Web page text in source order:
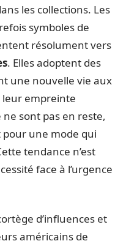
les collections. Les
symboles de
résolument vers
. Elles adoptent des
une nouvelle vie aux
leur empreinte
sont pas en reste,
une mode qui
tendance n’est
face à l’urgence
d’influences et
américains de